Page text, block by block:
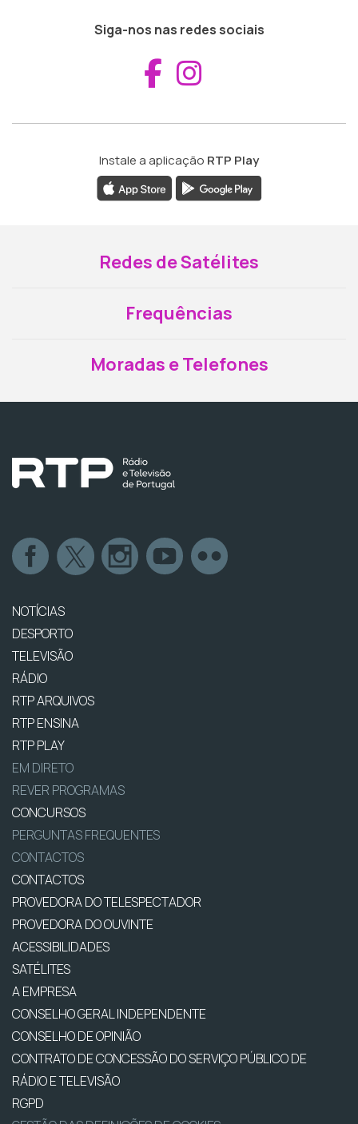
Siga-nos nas redes sociais
Aceder ao
Instale a aplicação RTP Play
Redes de Satélites
Frequências
Moradas e Telefones
NOTÍCIAS
DESPORTO
TELEVISÃO
RÁDIO
RTP ARQUIVOS
RTP ENSINA
RTP PLAY
EM DIRETO
REVER PROGRAMAS
CONCURSOS
PERGUNTAS FREQUENTES
CONTACTOS
CONTACTOS
PROVEDORA DO TELESPECTADOR
PROVEDORA DO OUVINTE
ACESSIBILIDADES
SATÉLITES
A EMPRESA
CONSELHO GERAL INDEPENDENTE
CONSELHO DE OPINIÃO
CONTRATO DE CONCESSÃO DO SERVIÇO PÚBLICO DE
RÁDIO E TELEVISÃO
RGPD